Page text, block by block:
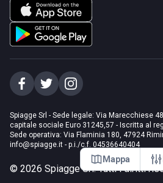
Mappa
Spiagge Srl - Sede legale: Via Marecchiese
capitale sociale Euro 31245,57 - Iscritta al
Sede operativa: Via Flaminia 180, 47924
info@spiagge.it - p.i./c.f. 04536640404
© 2026 Spiagge Srl. Tutti i diritti